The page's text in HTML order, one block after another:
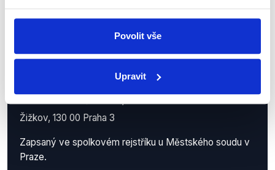
Povolit vše
Upravit
Demagog.cz, z.s.
se sídlem Roháčova 145/14
Žižkov, 130 00 Praha 3
Zapsaný ve spolkovém rejstříku u Městského soudu v
Praze.